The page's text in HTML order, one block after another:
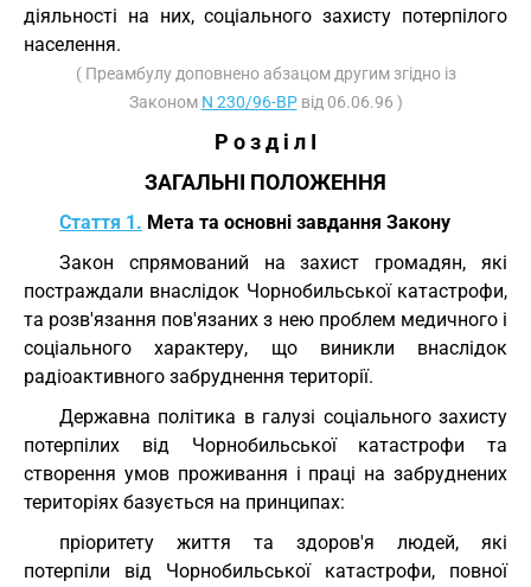
діяльності на них, соціального захисту потерпілого
населення.
( Преамбулу доповнено абзацом другим згідно із
Законом N 230/96-ВРвід 06.06.96 )
Р о з д і л I
ЗАГАЛЬНІ ПОЛОЖЕННЯ
Стаття 1. Мета та основні завдання Закону
Закон спрямований на захист громадян, які
постраждали внаслідок Чорнобильської катастрофи,
та розв'язання пов'язаних з нею проблем медичного і
соціального характеру, що виникли внаслідок
радіоактивного забруднення території.
Державна політика в галузі соціального захисту
потерпілих від Чорнобильської катастрофи та
створення умов проживання і праці на забруднених
територіях базується на принципах:
пріоритету життя та здоров'я людей, які
потерпіли від Чорнобильської катастрофи, повної